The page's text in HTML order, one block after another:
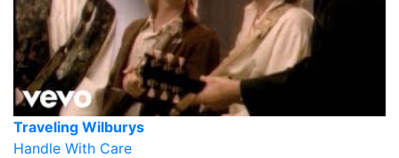
Traveling Wilburys
Handle With Care